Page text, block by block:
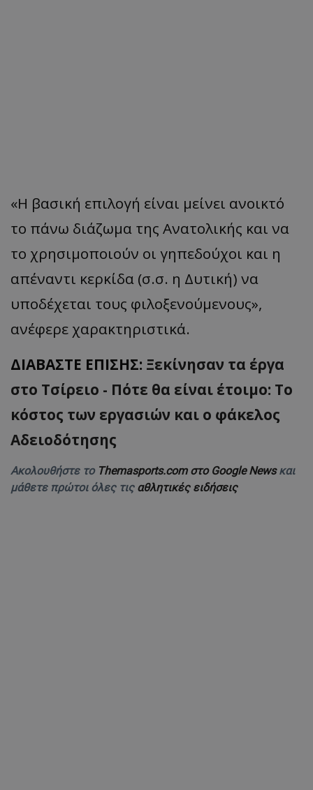
«Η βασική επιλογή είναι μείνει ανοικτό
το πάνω διάζωμα της Ανατολικής και να
το χρησιμοποιούν οι γηπεδούχοι και η
απέναντι κερκίδα (σ.σ. η Δυτική) να
υποδέχεται τους φιλοξενούμενους»,
ανέφερε χαρακτηριστικά.
ΔΙΑΒΑΣΤΕ ΕΠΙΣΗΣ: Ξεκίνησαν τα έργα
στο Τσίρειο - Πότε θα είναι έτοιμο: Το
κόστος των εργασιών και ο φάκελος
Αδειοδότησης
Ακολουθήστε το Themasports.com στο Google Newsκαι
μάθετε πρώτοι όλες τις αθλητικές ειδήσεις